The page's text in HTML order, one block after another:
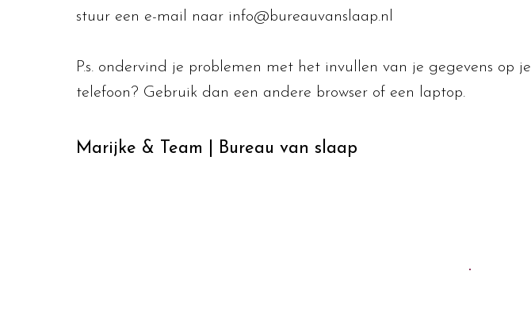
stuur een e-mail naar info@bureauvanslaap.nl
P.s. ondervind je problemen met het invullen van je gegevens op je
telefoon? Gebruik dan een andere browser of een laptop.
Marijke & Team | Bureau van slaap